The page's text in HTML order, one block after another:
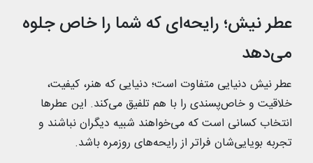
عطر نیش؛ رایحه‌ای که شما را خاص جلوه
می‌دهد
عطر نیش دنیایی متفاوت است؛ دنیایی که هنر، کیفیت،
خلاقیت و خاص‌پسندی را با هم تلفیق می‌کند. این عطرها
انتخاب کسانی است که می‌خواهند شبیه دیگران نباشند و
تجربه بویایی‌شان فراتر از رایحه‌های روزمره باشد.